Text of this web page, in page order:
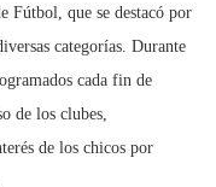
Fútbol, que se destacó por
categorías. Durante
cada fin de
de los clubes,
de los chicos por